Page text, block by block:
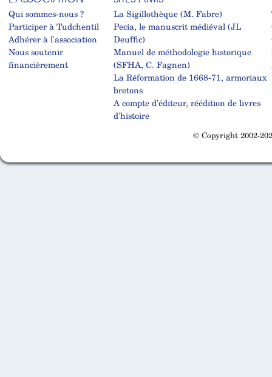
Qui sommes-nous ?
Participer à Tudchentil
Adhérer à l'association
Nous soutenir
financièrement
La Sigillothèque (M. Fabre)
Pecia, le manuscrit médiéval (JL
Deuffic)
Manuel de méthodologie historique
(SFHA, C. Fagnen)
La Réformation de 1668-71, armoriaux
bretons
A compte d'éditeur, réédition de livres
d'histoire
© Copyright 2002-